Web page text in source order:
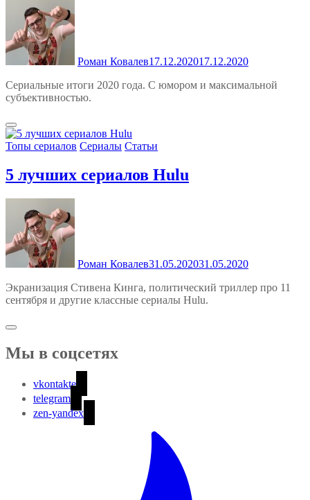
Роман Ковалев17.12.202017.12.2020
Сериальные итоги 2020 года. С юмором и максимальной
субъективностью.
Топы сериалов Сериалы Статьи
5 лучших сериалов Hulu
Роман Ковалев31.05.202031.05.2020
Экранизация Стивена Кинга, политический триллер про 11
сентября и другие классные сериалы Hulu.
Мы в соцсетях
vkontakte
telegram
zen-yandex